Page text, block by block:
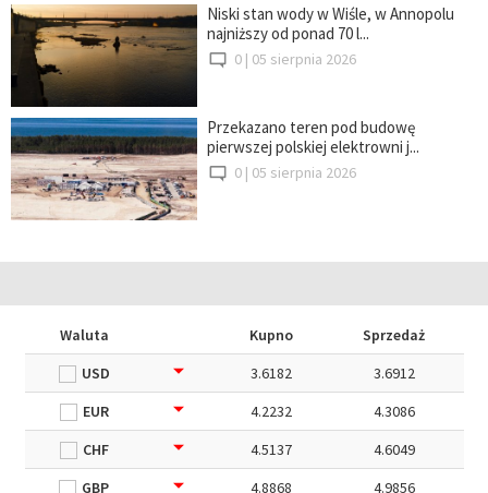
Niski stan wody w Wiśle, w Annopolu
najniższy od ponad 70 l...
0 | 05 sierpnia 2026
Przekazano teren pod budowę
pierwszej polskiej elektrowni j...
0 | 05 sierpnia 2026
Waluta Kupno
Sprzedaż
USD
3.6182
3.6912
EUR
4.2232
4.3086
CHF
4.5137
4.6049
GBP
4.8868 4.9856